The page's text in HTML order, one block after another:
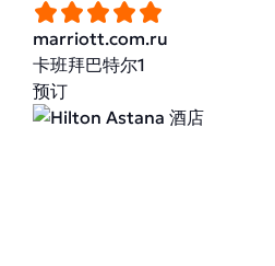
marriott.com.ru
卡班拜巴特尔1
预订